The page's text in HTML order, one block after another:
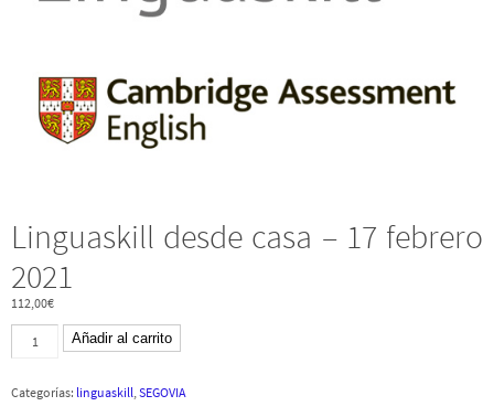
Linguaskill desde casa – 17 febrero
2021
112,00€
Linguaskill
desde
casa
17
Añadir al carrito
Categorías: linguaskill SEGOVIA